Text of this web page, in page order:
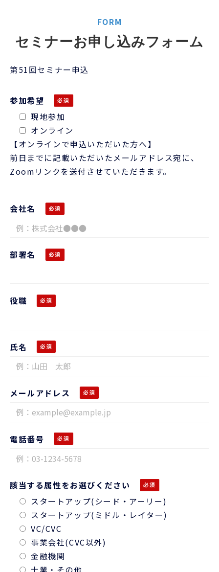
FORM
セミナーお申し込みフォーム
第51回セミナー申込
参加希望
現地参加
オンライン
【オンラインで申込いただいた方へ】
前日までに記載いただいたメールアドレス宛に、
Zoomリンクを送付させていただきます。
会社名
部署名
役職
氏名
メールアドレス
電話番号
該当する属性をお選びください
スタートアップ(シード・アーリー)
スタートアップ(ミドル・レイター)
VC/CVC
事業会社(CVC以外)
金融機関
士業・その他